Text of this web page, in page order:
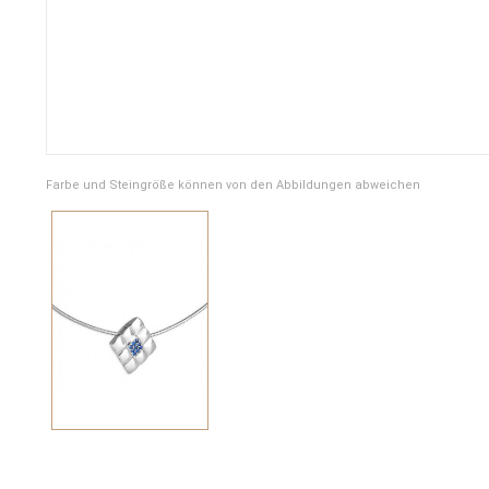
Farbe und Steingröße können von den Abbildungen abweichen